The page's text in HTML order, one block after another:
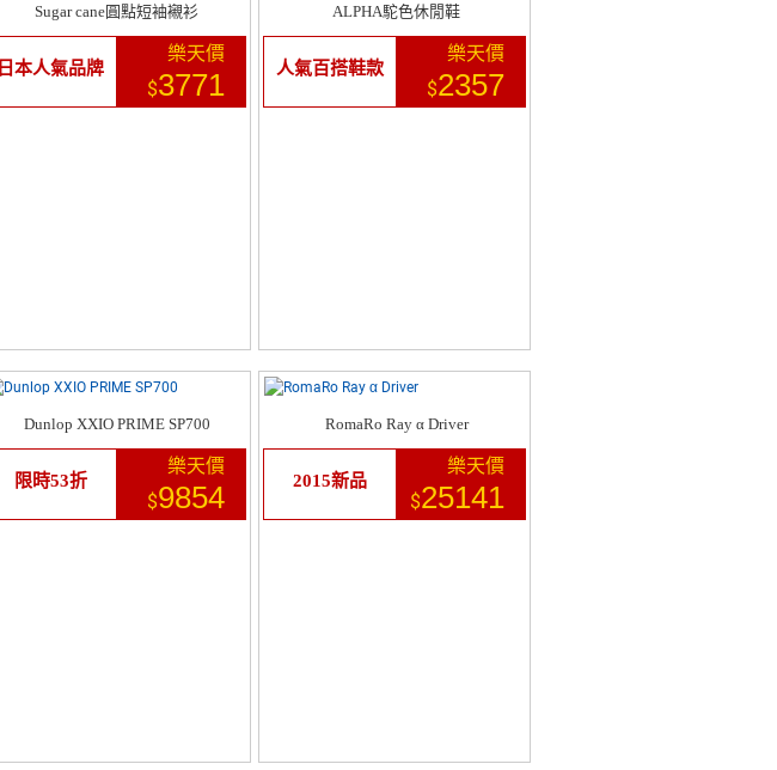
Sugar cane圓點短袖襯衫
日本人氣品牌
樂天價
$3771
ALPHA駝色休閒鞋
人氣百搭鞋款
樂天價
$2357
Dunlop XXIO PRIME SP700
限時53折
樂天價
$9854
RomaRo Ray α Driver
2015新品
樂天價
$25141